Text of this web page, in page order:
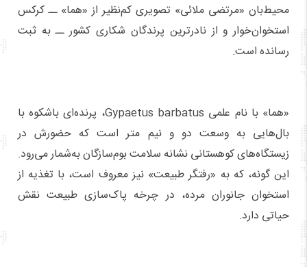
محیط‌بان «مرتضی ملائی» تصویری کم‌نظیر از «هما» ــ کرکس
استخوان‌خوار و از نادرترین پرندگان شکاری کشور ــ به ثبت
رسانده است.
«هما» با نام علمی Gypaetus barbatus، پرنده‌ای باشکوه با
بال‌هایی به وسعت دو و نیم متر است که حضورش در
زیستگاه‌های کوهستانی نشانه سلامت بوم‌سازگان به‌شمار می‌رود.
این گونه، که به «رفتگر طبیعت» نیز معروف است، با تغذیه از
استخوان جانوران مرده، در چرخه پاک‌سازی طبیعت نقش
حیاتی دارد.